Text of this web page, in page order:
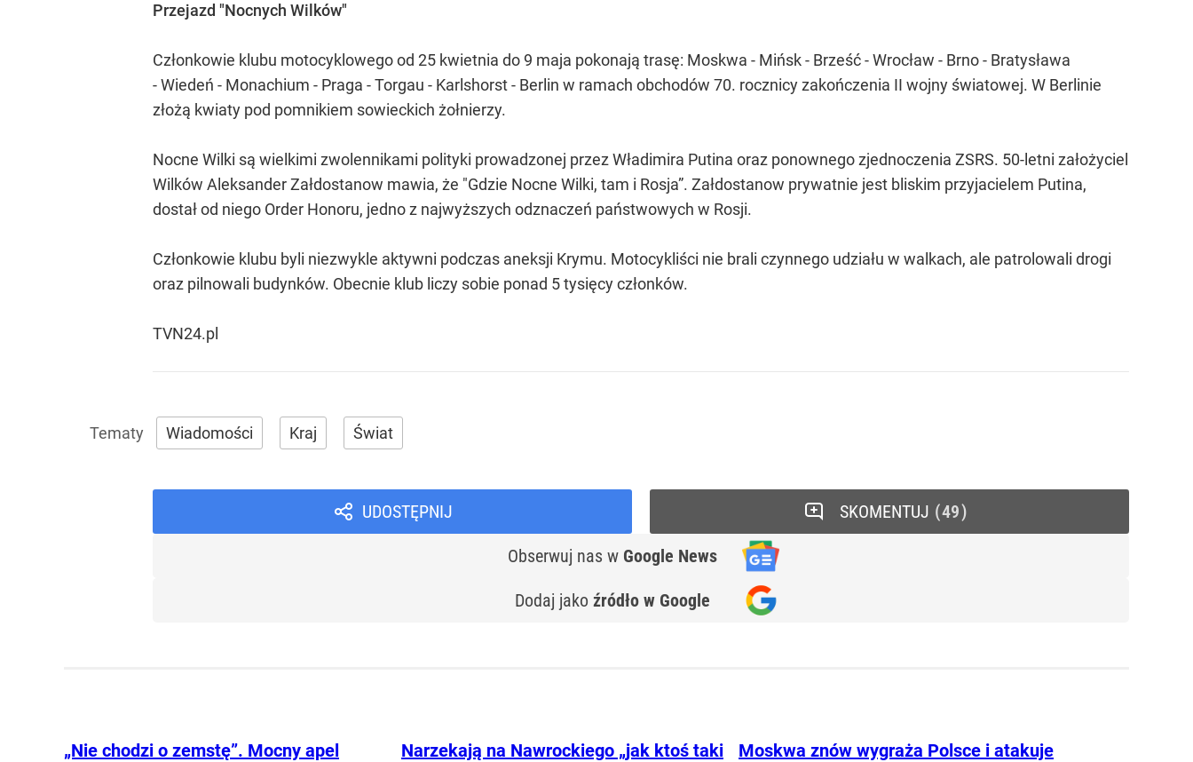
Przejazd "Nocnych Wilków"
Członkowie klubu motocyklowego od 25 kwietnia do 9 maja pokonają trasę: Moskwa - Mińsk - Brześć - Wrocław - Brno - Bratysława
- Wiedeń - Monachium - Praga - Torgau - Karlshorst - Berlin w ramach obchodów 70. rocznicy zakończenia II wojny światowej. W Berlinie
złożą kwiaty pod pomnikiem sowieckich żołnierzy.
Nocne Wilki są wielkimi zwolennikami polityki prowadzonej przez Władimira Putina oraz ponownego zjednoczenia ZSRS. 50-letni założyciel
Wilków Aleksander Załdostanow mawia, że "Gdzie Nocne Wilki, tam i Rosja”. Załdostanow prywatnie jest bliskim przyjacielem Putina,
dostał od niego Order Honoru, jedno z najwyższych odznaczeń państwowych w Rosji.
Członkowie klubu byli niezwykle aktywni podczas aneksji Krymu. Motocykliści nie brali czynnego udziału w walkach, ale patrolowali drogi
oraz pilnowali budynków. Obecnie klub liczy sobie ponad 5 tysięcy członków.
TVN24.pl
Wiadomości Kraj Świat
UDOSTĘPNIJ
Obserwuj nas w Google News
Dodaj jako źródło w Google
SKOMENTUJ 49
„Nie chodzi o zemstę”. Mocny apel
Narzekają na Nawrockiego „jak ktoś taki
Moskwa znów wygraża Polsce i atakuje